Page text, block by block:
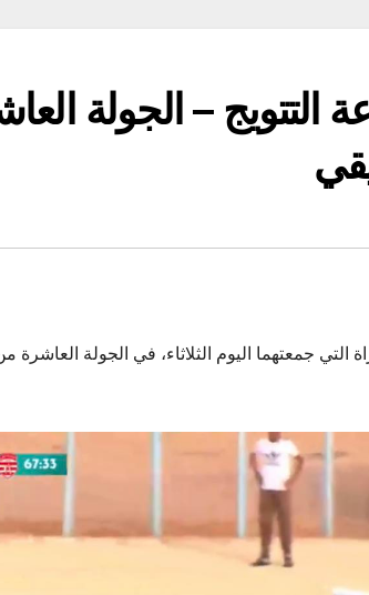
التتويج – الجولة
اتحاد تطاوين 2-2، خلال المباراة التي جمعتهما اليوم الثلاثاء، في